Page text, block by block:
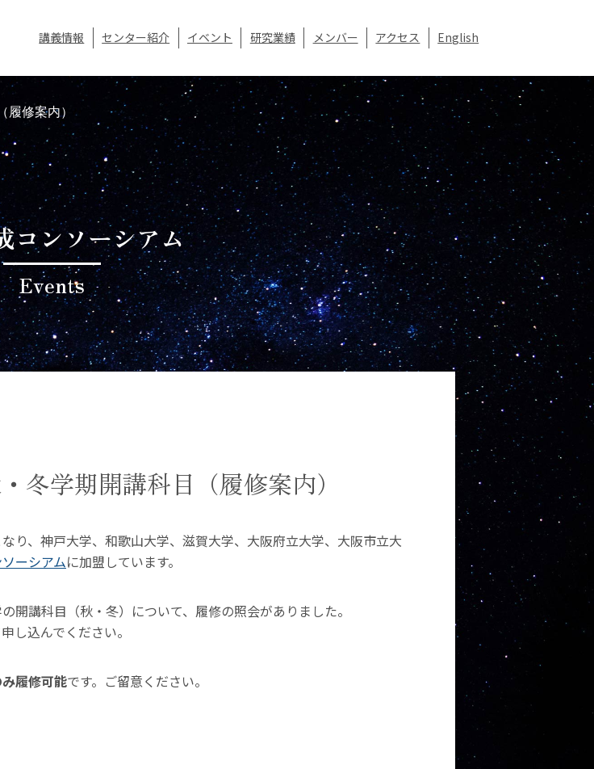
講義情報 センター紹介 イベント 研究業績 メンバー アクセス English
履修案内）
コンソーシアム
Events
冬学期開講科目（履修案内）
り、神戸大学、和歌山大学、滋賀大学、大阪府立大学、大阪市立大
ーシアムに加盟しています。
講科目（秋・冬）について、履修の照会がありました。
し込んでください。
履修可能です。ご留意ください。